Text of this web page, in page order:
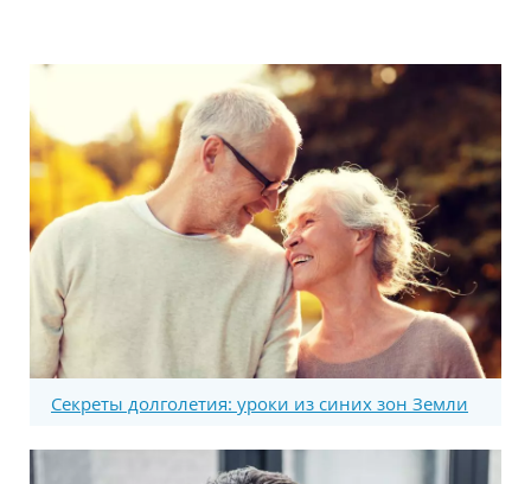
Секреты долголетия: уроки из синих зон Земли